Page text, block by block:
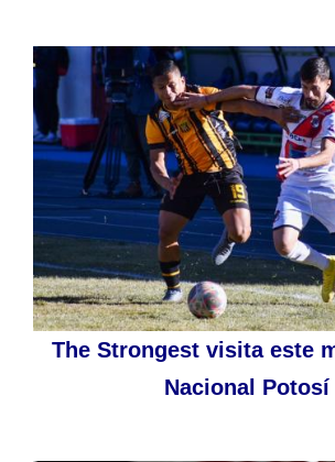
The Strongest visita este
Nacional Potosí